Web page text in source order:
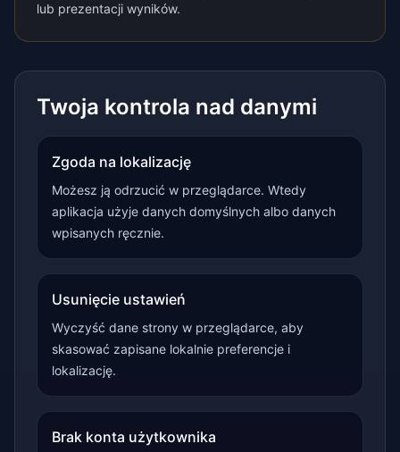
lub prezentacji wyników.
Twoja kontrola nad danymi
Zgoda na lokalizację
Możesz ją odrzucić w przeglądarce. Wtedy
aplikacja użyje danych domyślnych albo danych
wpisanych ręcznie.
Usunięcie ustawień
Wyczyść dane strony w przeglądarce, aby
skasować zapisane lokalnie preferencje i
lokalizację.
Brak konta użytkownika